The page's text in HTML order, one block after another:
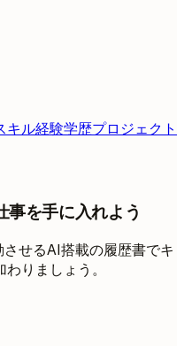
キル経験学歴プロジェクト
事を手に入れよう
せるAI搭載の履歴書でキ
りましょう。